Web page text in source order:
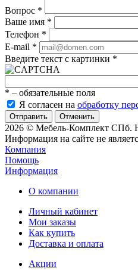
Вопрос *
Ваше имя *
Телефон *
E-mail *
Введите текст с картинки *
* – обязательные поля
Я согласен на обработку
Отменить
2026 © Мебель-Комплект СПб.
Информация на сайте не
Компания
Помощь
Информация
О компании
Личный кабинет
Мои заказы
Как купить
Доставка и оплата
Акции